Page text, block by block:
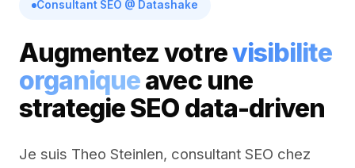
Consultant SEO @ Datashake
Augmentez votrevisibilite
organiqueavec une
strategie SEO data-driven
Je suis Theo Steinlen, consultant SEO chez